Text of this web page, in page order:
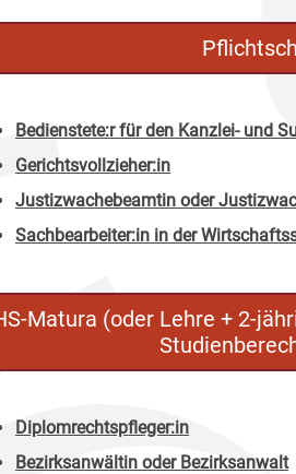
Bedienstete:r für den Kanzlei- und
Gerichtsvollzieher:in
Justizwachebeamtin oder
Sachbearbeiter:in in der
Matura (oder Lehre + 2-
Diplomrechtspfleger:in
Bezirksanwältin oder Bezirksanwalt